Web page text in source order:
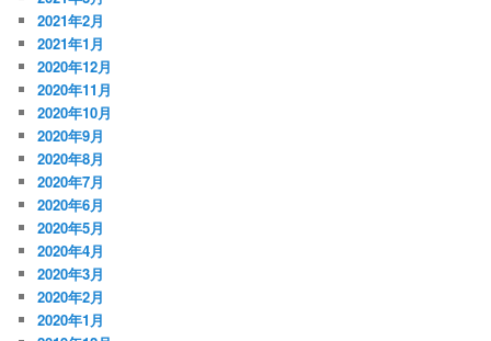
2021年2月
2021年1月
2020年12月
2020年11月
2020年10月
2020年9月
2020年8月
2020年7月
2020年6月
2020年5月
2020年4月
2020年3月
2020年2月
2020年1月